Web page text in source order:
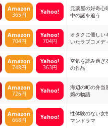
Amazon
365円 Yahoo!
元薬屋の好奇心
中の謎を追う
Amazon
704円
Yahoo!
704円
オタクに優しい
いたラブコメデ
Amazon
748円
Yahoo!
363円
空気を読み過ぎ
の作品
Amazon
726円 Yahoo!
海辺の町の弁当
嬢の物語
Amazon
668円 Yahoo!
性体験のない女
マンドラマ